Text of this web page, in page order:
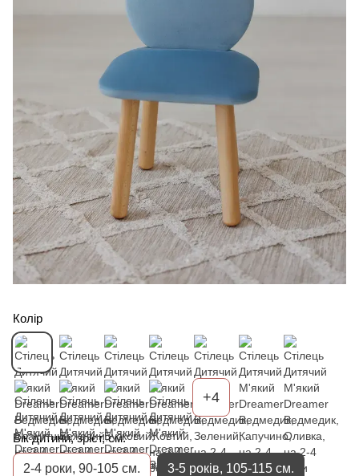
Колір
+4
Вік дитини, зріст, см.
2-4 роки, 90-105 см. 3-5 років, 105-115 см.